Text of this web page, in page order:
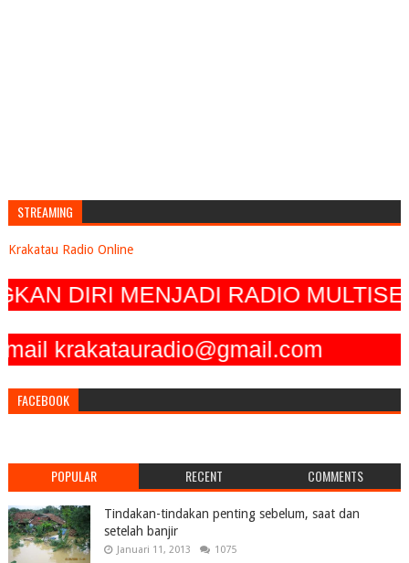
STREAMING
Krakatau Radio Online
MENJADI RADIO
krakatauradio@gmail.com
FACEBOOK
POPULAR RECENT COMMENTS
Tindakan-tindakan penting sebelum, saat dan
setelah banjir
Januari 11, 2013 1075